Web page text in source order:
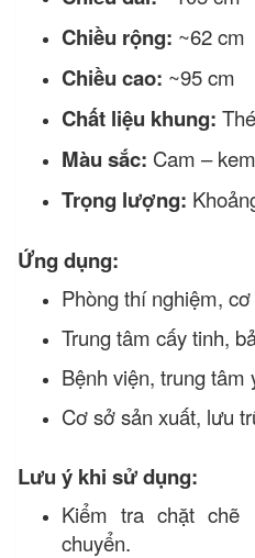
Chiều rộng: ~62 cm
Chiều cao: ~95 cm
Chất liệu khung:
Màu sắc: Cam – kem
Trọng lượng:
Ứng dụng:
Phòng thí nghiệm,
Trung tâm cấy tinh,
Bệnh viện, trung tâm
Cơ sở sản xuất, lưu
Lưu ý khi sử dụng:
Kiểm tra chặt chẽ
chuyển.